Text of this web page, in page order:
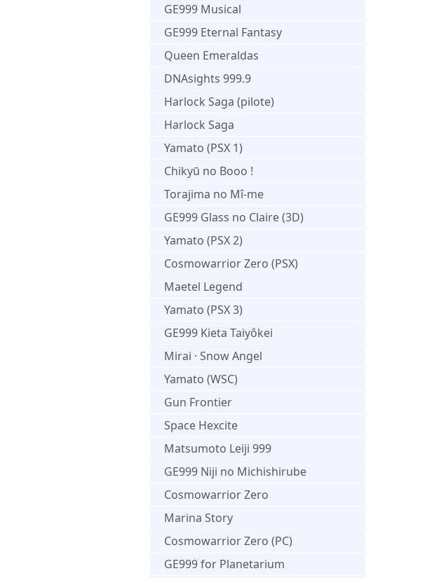
GE999 Musical
GE999 Eternal Fantasy
Queen Emeraldas
DNAsights 999.9
Harlock Saga (pilote)
Harlock Saga
Yamato (PSX 1)
Chikyū no Booo !
Torajima no Mî-me
GE999 Glass no Claire (3D)
Yamato (PSX 2)
Cosmowarrior Zero (PSX)
Maetel Legend
Yamato (PSX 3)
GE999 Kieta Taiyôkei
Mirai · Snow Angel
Yamato (WSC)
Gun Frontier
Space Hexcite
Matsumoto Leiji 999
GE999 Niji no Michishirube
Cosmowarrior Zero
Marina Story
Cosmowarrior Zero (PC)
GE999 for Planetarium